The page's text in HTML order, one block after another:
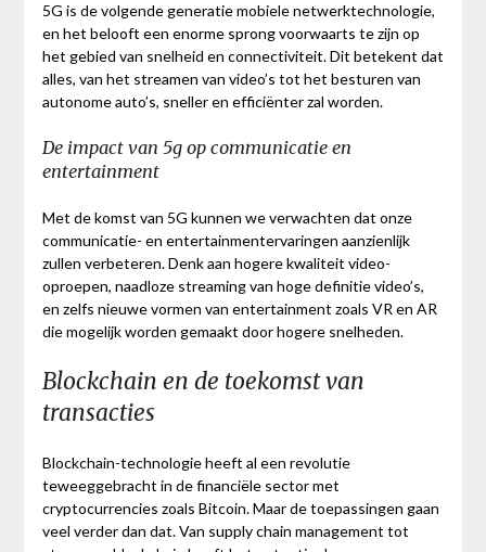
5G is de volgende generatie mobiele netwerktechnologie,
en het belooft een enorme sprong voorwaarts te zijn op
het gebied van snelheid en connectiviteit. Dit betekent dat
alles, van het streamen van video’s tot het besturen van
autonome auto’s, sneller en efficiënter zal worden.
De impact van 5g op communicatie en
entertainment
Met de komst van 5G kunnen we verwachten dat onze
communicatie- en entertainmentervaringen aanzienlijk
zullen verbeteren. Denk aan hogere kwaliteit video-
oproepen, naadloze streaming van hoge definitie video’s,
en zelfs nieuwe vormen van entertainment zoals VR en AR
die mogelijk worden gemaakt door hogere snelheden.
Blockchain en de toekomst van
transacties
Blockchain-technologie heeft al een revolutie
teweeggebracht in de financiële sector met
cryptocurrencies zoals Bitcoin. Maar de toepassingen gaan
veel verder dan dat. Van supply chain management tot